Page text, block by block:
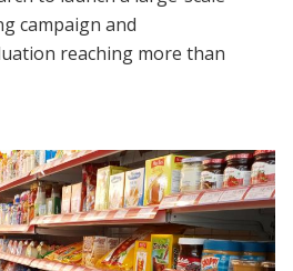
campaign and
reaching more than